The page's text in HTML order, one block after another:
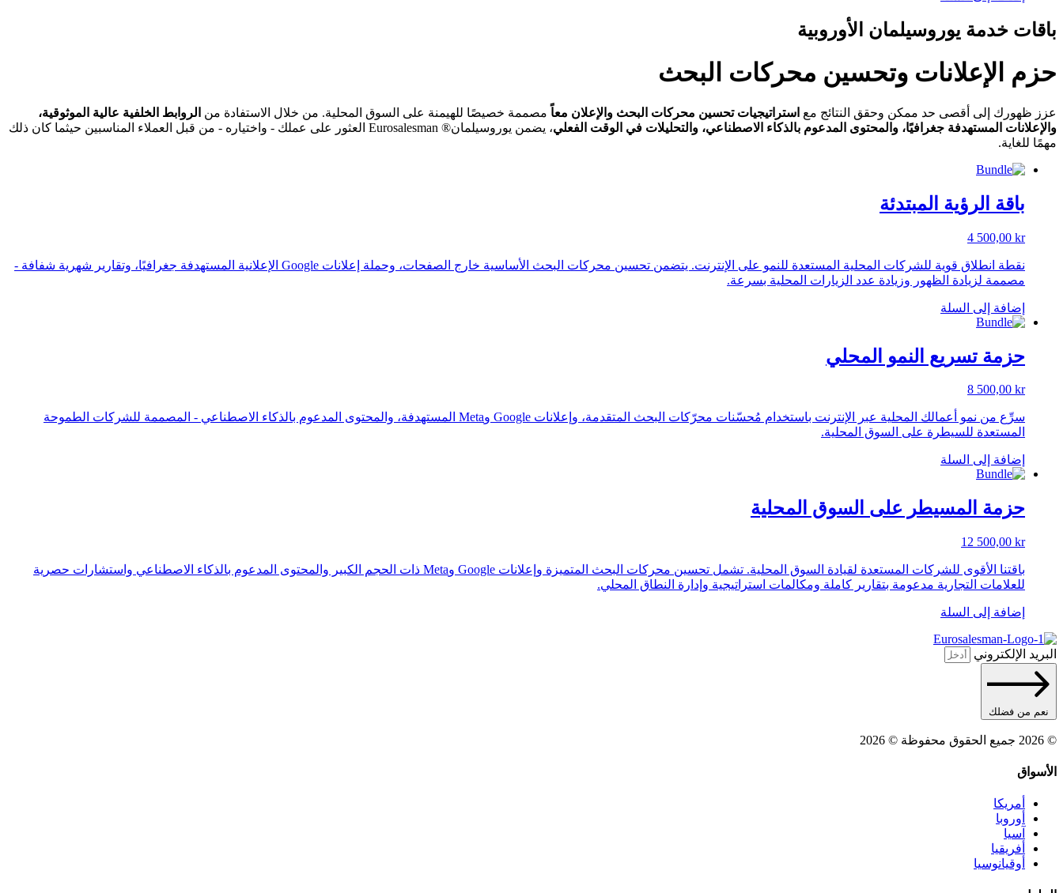
باقات خدمة يوروسيلمان الأوروبية
حزم الإعلانات وتحسين محركات البحث
عزز ظهورك إلى أقصى حد ممكن وحقق النتائج مع استراتيجيات تحسين محركات البحث والإعلان معاً مصممة خصيصًا للهيمنة على السوق المحلية. من خلال الاستفادة من الروابط الخلفية عالية الموثوقية،
والإعلانات المستهدفة جغرافيًا، والمحتوى المدعوم بالذكاء الاصطناعي، والتحليلات في الوقت الفعلي
، يضمن يوروسيلمان® Eurosalesman العثور على عملك - واختياره - من قبل العملاء المناسبين حيثما كان ذلك
مهمًا للغاية.
باقة الرؤية المبتدئة
4 500,00 kr
نقطة انطلاق قوية للشركات المحلية المستعدة للنمو على الإنترنت. يتضمن تحسين محركات البحث الأساسية خارج الصفحات، وحملة إعلانات Google الإعلانية المستهدفة جغرافيًا، وتقارير شهرية شفافة -
مصممة لزيادة الظهور وزيادة عدد الزيارات المحلية بسرعة.
إضافة إلى السلة
حزمة تسريع النمو المحلي
8 500,00 kr
سرِّع من نمو أعمالك المحلية عبر الإنترنت باستخدام مُحسّنات محرّكات البحث المتقدمة، وإعلانات Google وMeta المستهدفة، والمحتوى المدعوم بالذكاء الاصطناعي - المصممة للشركات الطموحة
المستعدة للسيطرة على السوق المحلية.
إضافة إلى السلة
حزمة المسيطر على السوق المحلية
12 500,00 kr
باقتنا الأقوى للشركات المستعدة لقيادة السوق المحلية. تشمل تحسين محركات البحث المتميزة وإعلانات Google وMeta ذات الحجم الكبير والمحتوى المدعوم بالذكاء الاصطناعي واستشارات حصرية
للعلامات التجارية مدعومة بتقارير كاملة ومكالمات استراتيجية وإدارة النطاق المحلي.
إضافة إلى السلة
البريد الإلكتروني
نعم من فضلك
© 2026 جميع الحقوق محفوظة © 2026
الأسواق
أمريكا
أوروبا
آسيا
أفريقيا
أوقيانوسيا